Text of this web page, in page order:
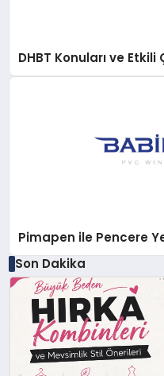
DHBT Konuları ve
Pimapen ile Pencere
Son Dakika